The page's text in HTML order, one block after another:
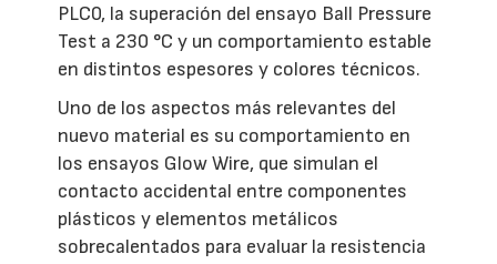
PLC0, la superación del ensayo Ball Pressure
Test a 230 °C y un comportamiento estable
en distintos espesores y colores técnicos.
Uno de los aspectos más relevantes del
nuevo material es su comportamiento en
los ensayos Glow Wire, que simulan el
contacto accidental entre componentes
plásticos y elementos metálicos
sobrecalentados para evaluar la resistencia